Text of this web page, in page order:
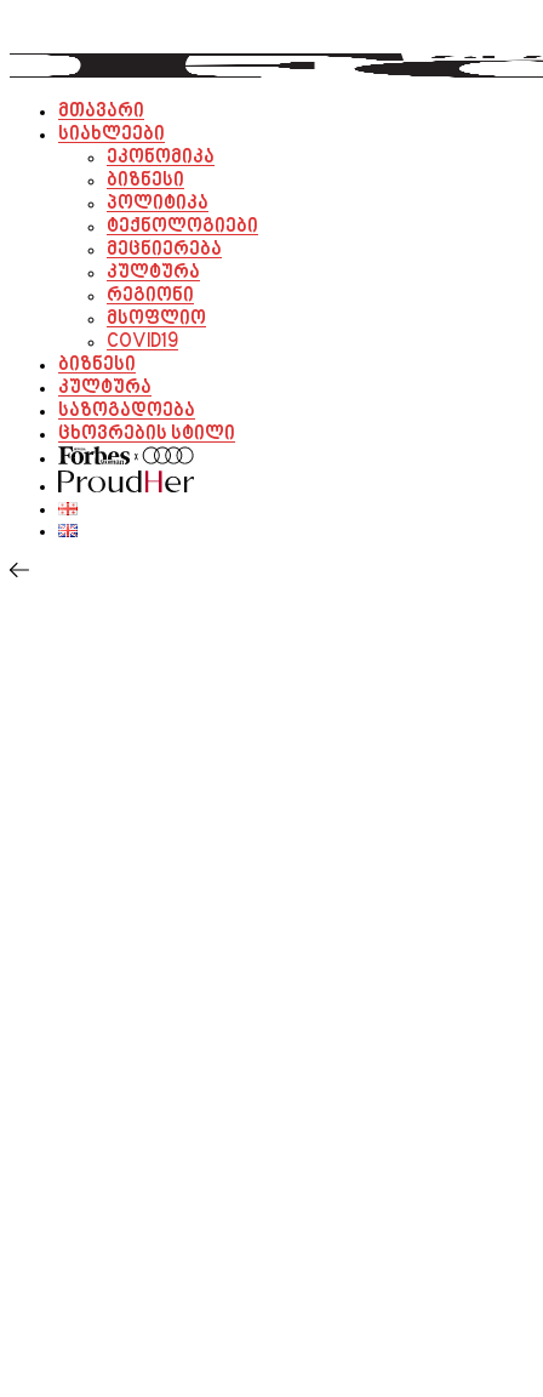
მთავარი
სიახლეები
ეკონომიკა
ბიზნესი
პოლიტიკა
ტექნოლოგიები
მეცნიერება
კულტურა
რეგიონი
მსოფლიო
COVID19
ბიზნესი
კულტურა
საზოგადოება
ცხოვრების სტილი